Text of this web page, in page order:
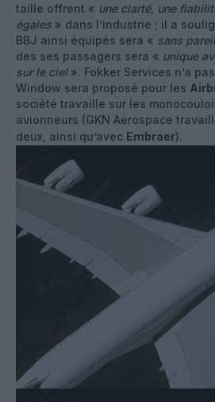
taille offrent « une clarté, une
égales » dans l’industrie ; il a
BBJ ainsi équipés sera « sans
des ses passagers sera « unique
sur le ciel». Fokker Services n’a
Window sera proposé pour les
société travaille sur les
avionneurs (GKN Aerospace
deux, ainsi qu’avec Embraer).